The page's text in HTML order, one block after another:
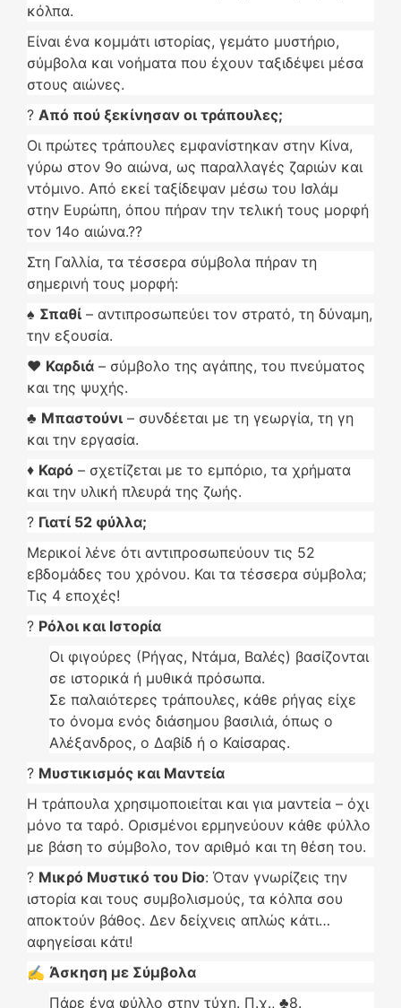
κόλπα.
Είναι ένα κομμάτι ιστορίας, γεμάτο μυστήριο,
σύμβολα και νοήματα που έχουν ταξιδέψει μέσα
στους αιώνες.
? Από πού ξεκίνησαν οι τράπουλες;
Οι πρώτες τράπουλες εμφανίστηκαν στην Κίνα,
γύρω στον 9ο αιώνα, ως παραλλαγές ζαριών και
ντόμινο. Από εκεί ταξίδεψαν μέσω του Ισλάμ
στην Ευρώπη, όπου πήραν την τελική τους μορφή
τον 14ο αιώνα.??
Στη Γαλλία, τα τέσσερα σύμβολα πήραν τη
σημερινή τους μορφή:
♠ Σπαθί – αντιπροσωπεύει τον στρατό, τη δύναμη,
την εξουσία.
♥ Καρδιά – σύμβολο της αγάπης, του πνεύματος
και της ψυχής.
♣ Μπαστούνι – συνδέεται με τη γεωργία, τη γη
και την εργασία.
♦ Καρό – σχετίζεται με το εμπόριο, τα χρήματα
και την υλική πλευρά της ζωής.
? Γιατί 52 φύλλα;
Μερικοί λένε ότι αντιπροσωπεύουν τις 52
εβδομάδες του χρόνου. Και τα τέσσερα σύμβολα;
Τις 4 εποχές!
? Ρόλοι και Ιστορία
Οι φιγούρες (Ρήγας, Ντάμα, Βαλές) βασίζονται
σε ιστορικά ή μυθικά πρόσωπα.
Σε παλαιότερες τράπουλες, κάθε ρήγας είχε
το όνομα ενός διάσημου βασιλιά, όπως ο
Αλέξανδρος, ο Δαβίδ ή ο Καίσαρας.
? Μυστικισμός και Μαντεία
Η τράπουλα χρησιμοποιείται και για μαντεία – όχι
μόνο τα ταρό. Ορισμένοι ερμηνεύουν κάθε φύλλο
με βάση το σύμβολο, τον αριθμό και τη θέση του.
? Μικρό Μυστικό του Dio: Όταν γνωρίζεις την
ιστορία και τους συμβολισμούς, τα κόλπα σου
αποκτούν βάθος. Δεν δείχνεις απλώς κάτι…
αφηγείσαι κάτι!
✍️ Άσκηση με Σύμβολα
Πάρε ένα φύλλο στην τύχη. Π.χ., ♣8.